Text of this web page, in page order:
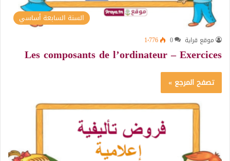
السنة السابعة أساسي
موقع قراية 0 1٬776
Les composants de l’ordinateur – Exercices
تصفح المرجع »